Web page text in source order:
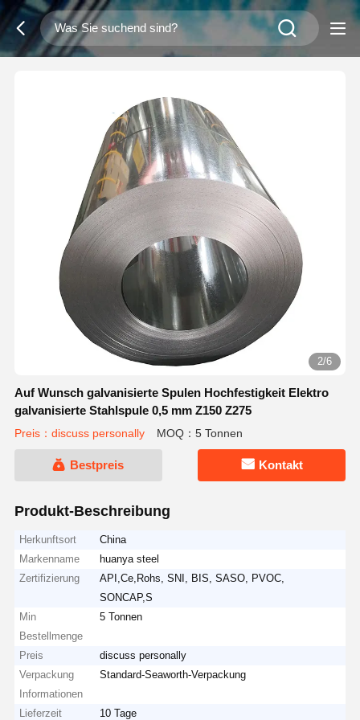
2/6
Auf Wunsch galvanisierte Spulen Hochfestigkeit Elektro
galvanisierte Stahlspule 0,5 mm Z150 Z275
Preis：discuss personally MOQ：5 Tonnen
Bestpreis Kontakt
Produkt-Beschreibung
Herkunftsort
China
Markenname
huanya steel
Zertifizierung
API,Ce,Rohs, SNI, BIS, SASO, PVOC,
SONCAP,S
Min
Bestellmenge
5 Tonnen
Preis
discuss personally
Verpackung
Informationen
Standard-Seaworth-Verpackung
Lieferzeit
10 Tage